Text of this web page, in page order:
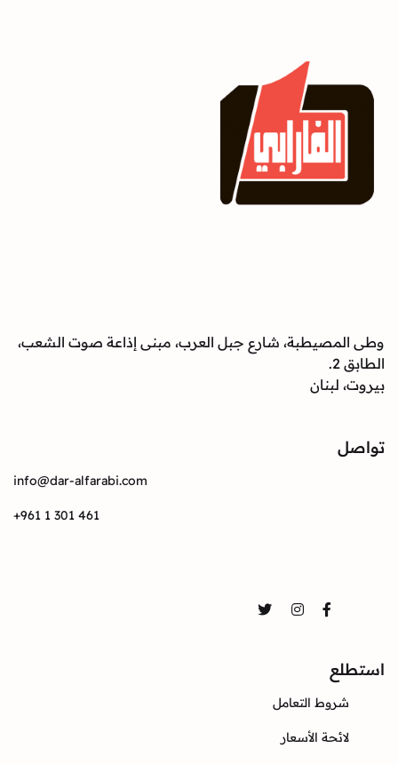
وطى المصيطبة، شارع جبل العرب، مبنى إذاعة صوت الشعب،
الطابق 2.
بيروت، لبنان
تواصل
info@dar-alfarabi.com
+961 1 301 461
Facebook
Instagram
Twitter
استطلع
شروط التعامل
لائحة الأسعار